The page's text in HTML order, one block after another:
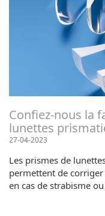
Confiez-nous la
lunettes
27-04-2023
Les prismes de
permettent de
en cas de strabisme